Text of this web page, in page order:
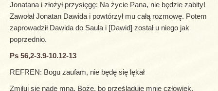
Jonatana i złożył przysięgę: Na życie Pana, nie będzie zabity!
Zawołał Jonatan Dawida i powtórzył mu całą rozmowę. Potem
zaprowadził Dawida do Saula i [Dawid] został u niego jak
poprzednio.
Ps 56,2-3.9-10.12-13
REFREN: Bogu zaufam, nie będę się lękał
Zmiłuj się nade mną, Boże, bo prześladuje mnie człowiek,